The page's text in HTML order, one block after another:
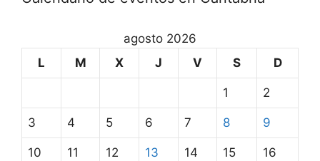
agosto 2026
L
M X J V S D
1 2
3 4 5 6 7 8 9
10 11 12 13 14 15 16